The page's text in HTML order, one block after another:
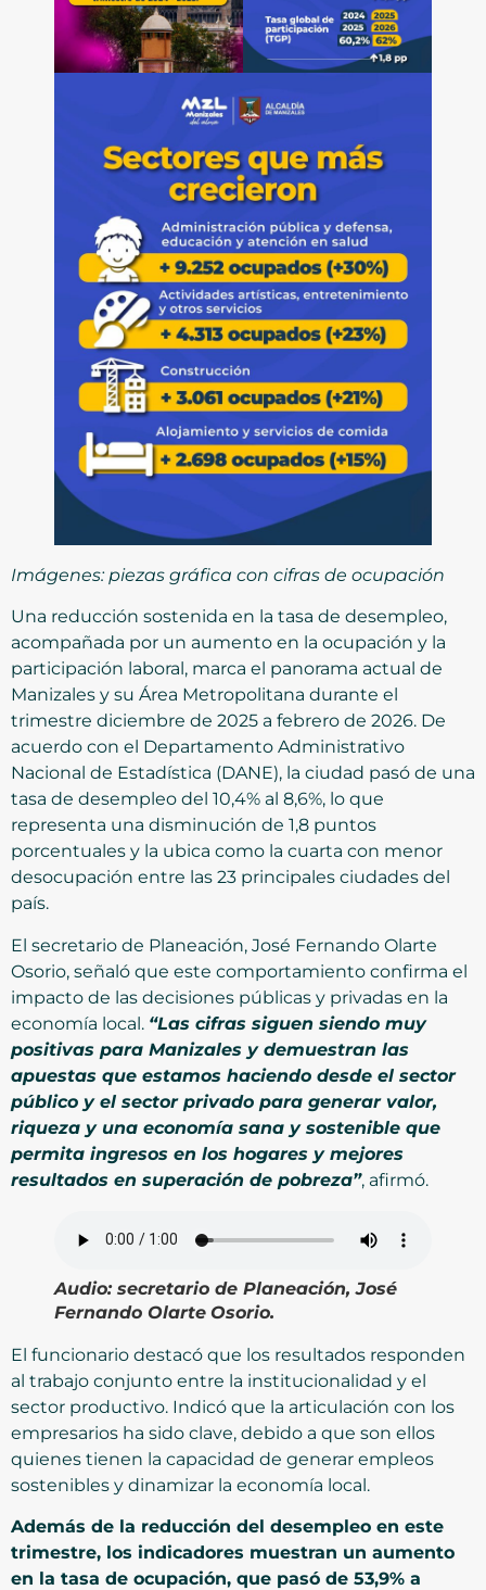
Imágenes: piezas gráfica con cifras de ocupación
Una reducción sostenida en la tasa de desempleo,
acompañada por un aumento en la ocupación y la
participación laboral, marca el panorama actual de
Manizales y su Área Metropolitana durante el
trimestre diciembre de 2025 a febrero de 2026. De
acuerdo con el Departamento Administrativo
Nacional de Estadística (DANE), la ciudad pasó de una
tasa de desempleo del 10,4% al 8,6%, lo que
representa una disminución de 1,8 puntos
porcentuales y la ubica como la cuarta con menor
desocupación entre las 23 principales ciudades del
país.
El secretario de Planeación, José Fernando Olarte
Osorio, señaló que este comportamiento confirma el
impacto de las decisiones públicas y privadas en la
economía local. “Las cifras siguen siendo muy
positivas para Manizales y demuestran las
apuestas que estamos haciendo desde el sector
público y el sector privado para generar valor,
riqueza y una economía sana y sostenible que
permita ingresos en los hogares y mejores
resultados en superación de pobreza”, afirmó.
Audio:secretario de Planeación, José
Fernando Olarte Osorio.
El funcionario destacó que los resultados responden
al trabajo conjunto entre la institucionalidad y el
sector productivo. Indicó que la articulación con los
empresarios ha sido clave, debido a que son ellos
quienes tienen la capacidad de generar empleos
sostenibles y dinamizar la economía local.
Además de la reducción del desempleo en este
trimestre, los indicadores muestran un aumento
en la tasa de ocupación, que pasó de 53,9% a